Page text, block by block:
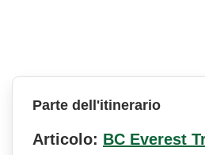
Parte dell'itinerario
Articolo: BC Everest